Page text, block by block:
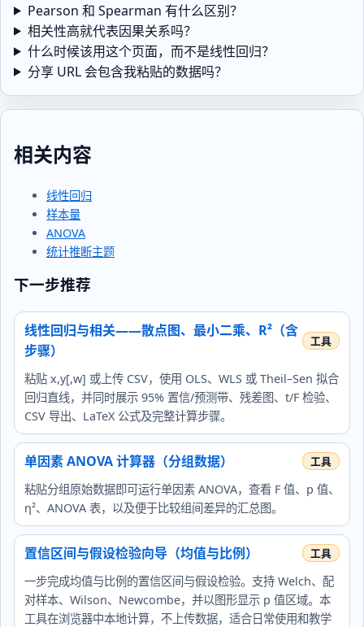
Pearson 和 Spearman 有什么区别？
相关性高就代表因果关系吗？
什么时候该用这个页面，而不是线性回归？
分享 URL 会包含我粘贴的数据吗？
相关内容
线性回归
样本量
ANOVA
统计推断主题
下一步推荐
线性回归与相关——散点图、最小二乘、R²（含
步骤）
粘贴 x,y[,w] 或上传 CSV，使用 OLS、WLS 或 Theil–Sen 拟合
回归直线，并同时展示 95% 置信/预测带、残差图、t/F 检验、
CSV 导出、LaTeX 公式及完整计算步骤。
单因素 ANOVA 计算器（分组数据）
粘贴分组原始数据即可运行单因素 ANOVA，查看 F 值、p 值、
η²、ANOVA 表，以及便于比较组间差异的汇总图。
置信区间与假设检验向导（均值与比例）
一步完成均值与比例的置信区间与假设检验。支持 Welch、配
对样本、Wilson、Newcombe，并以图形显示 p 值区域。本
工具在浏览器中本地计算，不上传数据，适合日常使用和教学